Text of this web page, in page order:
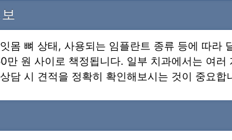
몸 뼈 상태, 사용되는 임플란트 종류 등에 따라
만 원 사이로 책정됩니다. 일부 치과에서는 여러
담 시 견적을 정확히 확인해보시는 것이 중요합